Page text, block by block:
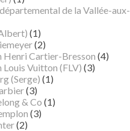
de la Vallée-aux-
(1)
(2)
Henri Cartier-Bresson (4)
Louis Vuitton (FLV) (3)
(Serge) (1)
(3)
& Co (1)
(3)
(2)